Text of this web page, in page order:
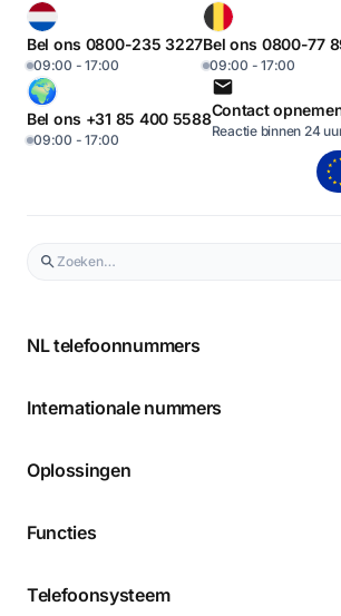
Bel ons 0800-235 3227
09:00 - 17:00
Bel ons 0800-77
09:00 - 17:00
Bel ons +31 85 400 5588
09:00 - 17:00
Contact
Reactie binnen 24
NL telefoonnummers
Internationale nummers
Oplossingen
Functies
Telefoonsysteem